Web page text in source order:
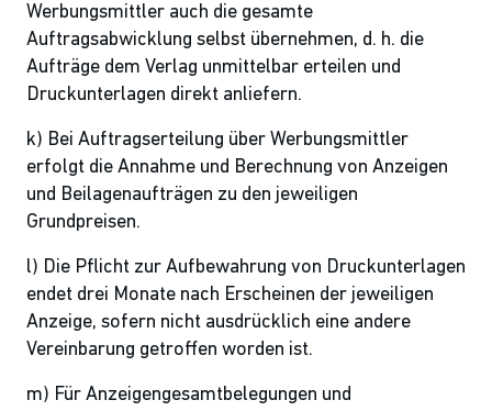
Werbungsmittler auch die gesamte
Auftragsabwicklung selbst übernehmen, d. h. die
Aufträge dem Verlag unmittelbar erteilen und
Druckunterlagen direkt anliefern.
k) Bei Auftragserteilung über Werbungsmittler
erfolgt die Annahme und Berechnung von Anzeigen
und Beilagenaufträgen zu den jeweiligen
Grundpreisen.
l) Die Pflicht zur Aufbewahrung von Druckunterlagen
endet drei Monate nach Erscheinen der jeweiligen
Anzeige, sofern nicht ausdrücklich eine andere
Vereinbarung getroffen worden ist.
m) Für Anzeigengesamtbelegungen und